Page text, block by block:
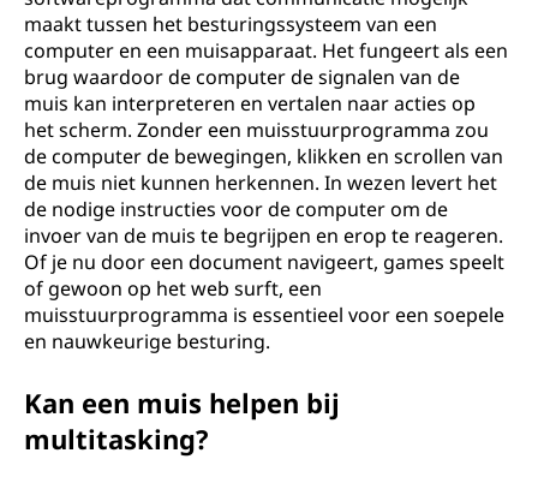
maakt tussen het besturingssysteem van een
computer en een muisapparaat. Het fungeert als een
brug waardoor de computer de signalen van de
muis kan interpreteren en vertalen naar acties op
het scherm. Zonder een muisstuurprogramma zou
de computer de bewegingen, klikken en scrollen van
de muis niet kunnen herkennen. In wezen levert het
de nodige instructies voor de computer om de
invoer van de muis te begrijpen en erop te reageren.
Of je nu door een document navigeert, games speelt
of gewoon op het web surft, een
muisstuurprogramma is essentieel voor een soepele
en nauwkeurige besturing.
Kan een muis helpen bij
multitasking?